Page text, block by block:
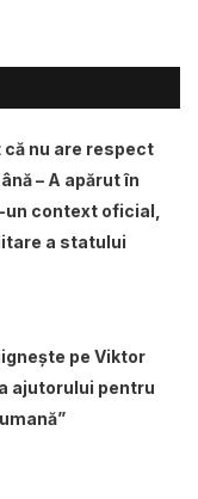
că nu are respect
– A apărut în
context oficial,
a statului
pe Viktor
ajutorului pentru